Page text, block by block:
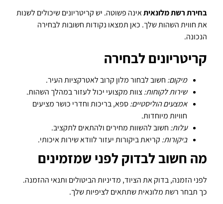
בחירת רשת מלונאיתאינה פשוטה. יש קריטריונים שיכולים לשנות
את חווית השהות שלך. כאן תמצאו נקודות חשובות לבחירה
הנכונה.
קריטריונים לבחירה
מיקום: חשוב לבחור מלון קרוב לאטרקציות העיר.
שירות לקוחות:צוות מקצועי יכול לעזור במהלך השהות.
אמצעים הוליסטיים:ספא, בריכות וחדרי כושר מציעים
חוויות מיוחדות.
עלות: חשוב להשוות מחירים ולהתאים לתקציב.
ביקורות: קריאת ביקורות יעזור לוודא שירות איכותי.
מה חשוב לבדוק לפני שמזמינים
לפני הזמנה, בדוק את הציוד, מדיניות הביטולים ותנאי ההזמנה.
כך תבחר רשת מלונאית שתתאים לציפיות שלך.